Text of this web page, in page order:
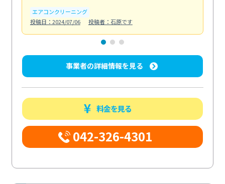
エアコンクリーニング
投稿日：2024/07/06
投稿者：石原です
事業者の詳細情報を見る
料金を見る
042-326-4301